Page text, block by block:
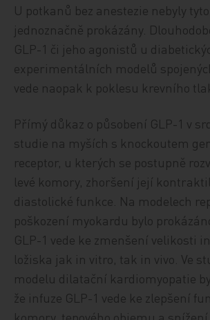
U potkanů bez anestezie nebyly
jednoznačně prokázány.
GLP-1 či jeho agonistů u
experimentálních modelů
vede naopak k poklesu krevního
Přímý důkaz o působení GLP-1 v
studie na myších s knockoutem
receptor, u kterých se postupně
levé komory, zhoršení její
diastolické funkce. Na modelech
poškození myokardu bylo
GLP-1 vede ke zmenšení velikosti
ložiska jak in vitro, tak in vivo. Ve
modelu dilatační kardiomyopatie
že infuze GLP-1 vede ke zlepšení